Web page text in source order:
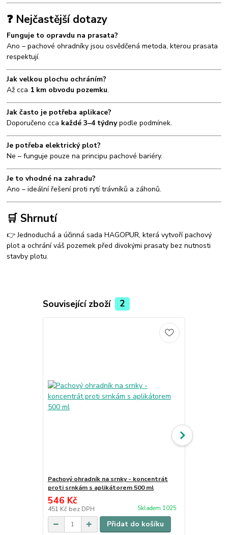
❓ Nejčastější dotazy
Funguje to opravdu na prasata?
Ano – pachové ohradníky jsou osvědčená metoda, kterou prasata
respektují.
Jak velkou plochu ochráním?
Až cca 1 km obvodu pozemku.
Jak často je potřeba aplikace?
Doporučeno cca každé 3–4 týdnypodle podmínek.
Je potřeba elektrický plot?
Ne – funguje pouze na principu pachové bariéry.
Je to vhodné na zahradu?
Ano – ideální řešení proti rytí trávníků a záhonů.
🛒 Shrnutí
👉 Jednoduchá a účinná sada HAGOPUR, která vytvoří pachový
plot a ochrání váš pozemek před divokými prasaty bez nutnosti
stavby plotu.
Související zboží 2
Pachový ohradník na srnky - koncentrát
proti srnkám s aplikátorem 500 ml
546 Kč
451 Kč bez DPH Skladem 1025
Přidat do košíku